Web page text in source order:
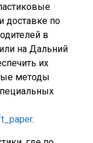
доставке по
в
на Дальний
их
методы
.